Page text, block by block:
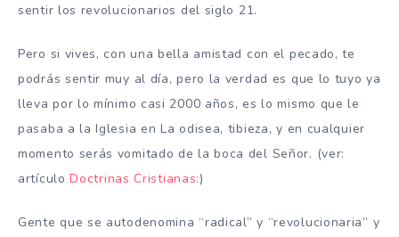
sentir los revolucionarios del siglo 21.
Pero si vives, con una bella amistad con el pecado, te
podrás sentir muy al día, pero la verdad es que lo tuyo ya
lleva por lo mínimo casi 2000 años, es lo mismo que le
pasaba a la Iglesia en La odisea, tibieza, y en cualquier
momento serás vomitado de la boca del Señor. (ver:
artículoDoctrinas Cristianas:)
Gente que se autodenomina “radical” y “revolucionaria” y